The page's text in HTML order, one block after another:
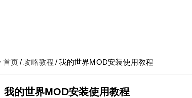
首页 / 攻略教程 / 我的世界MOD安装使用教程
我的世界MOD安装使用教程